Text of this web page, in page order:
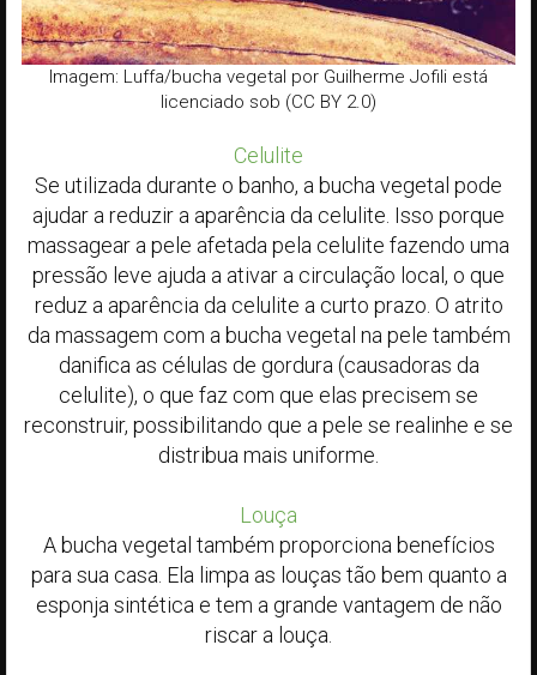
Imagem: Luffa/bucha vegetal por Guilherme Jofili está
licenciado sob (CC BY 2.0)
Celulite
Se utilizada durante o banho, a bucha vegetal pode
ajudar a reduzir a aparência da celulite. Isso porque
massagear a pele afetada pela celulite fazendo uma
pressão leve ajuda a ativar a circulação local, o que
reduz a aparência da celulite a curto prazo. O atrito
da massagem com a bucha vegetal na pele também
danifica as células de gordura (causadoras da
celulite), o que faz com que elas precisem se
reconstruir, possibilitando que a pele se realinhe e se
distribua mais uniforme.
Louça
A bucha vegetal também proporciona benefícios
para sua casa. Ela limpa as louças tão bem quanto a
esponja sintética e tem a grande vantagem de não
riscar a louça.